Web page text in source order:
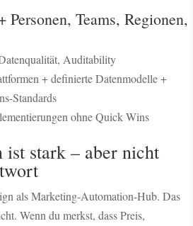
Personen, Teams, Regionen,
Auditability
+ definierte Datenmodelle +
Standards
ohne Quick Wins
ist stark – aber nicht
als Marketing-Automation-Hub. Das
Wenn du merkst, dass Preis,